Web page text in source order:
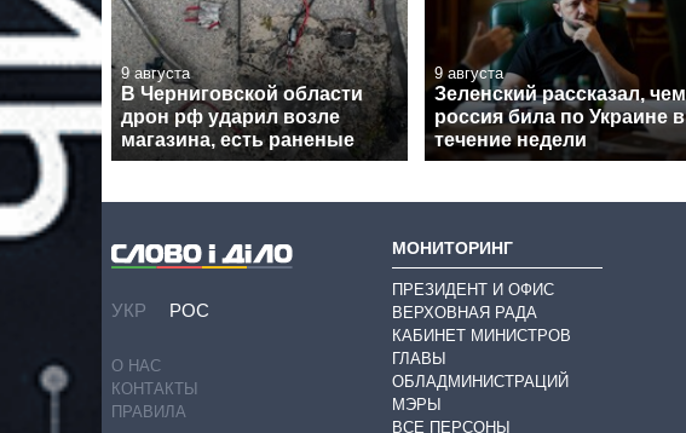
9 августа
В Черниговской области
дрон рф ударил возле
магазина, есть раненые
9 августа
Зеленский рассказал, чем
россия била по Украине в
течение недели
УКР РОС
О НАС
КОНТАКТЫ
ПРАВИЛА
МОНИТОРИНГ
ПРЕЗИДЕНТ И ОФИС
ВЕРХОВНАЯ РАДА
КАБИНЕТ МИНИСТРОВ
ГЛАВЫ
ОБЛАДМИНИСТРАЦИЙ
МЭРЫ
ВСЕ ПЕРСОНЫ